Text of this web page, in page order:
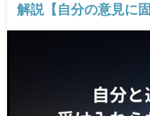
解説【自分の意見に